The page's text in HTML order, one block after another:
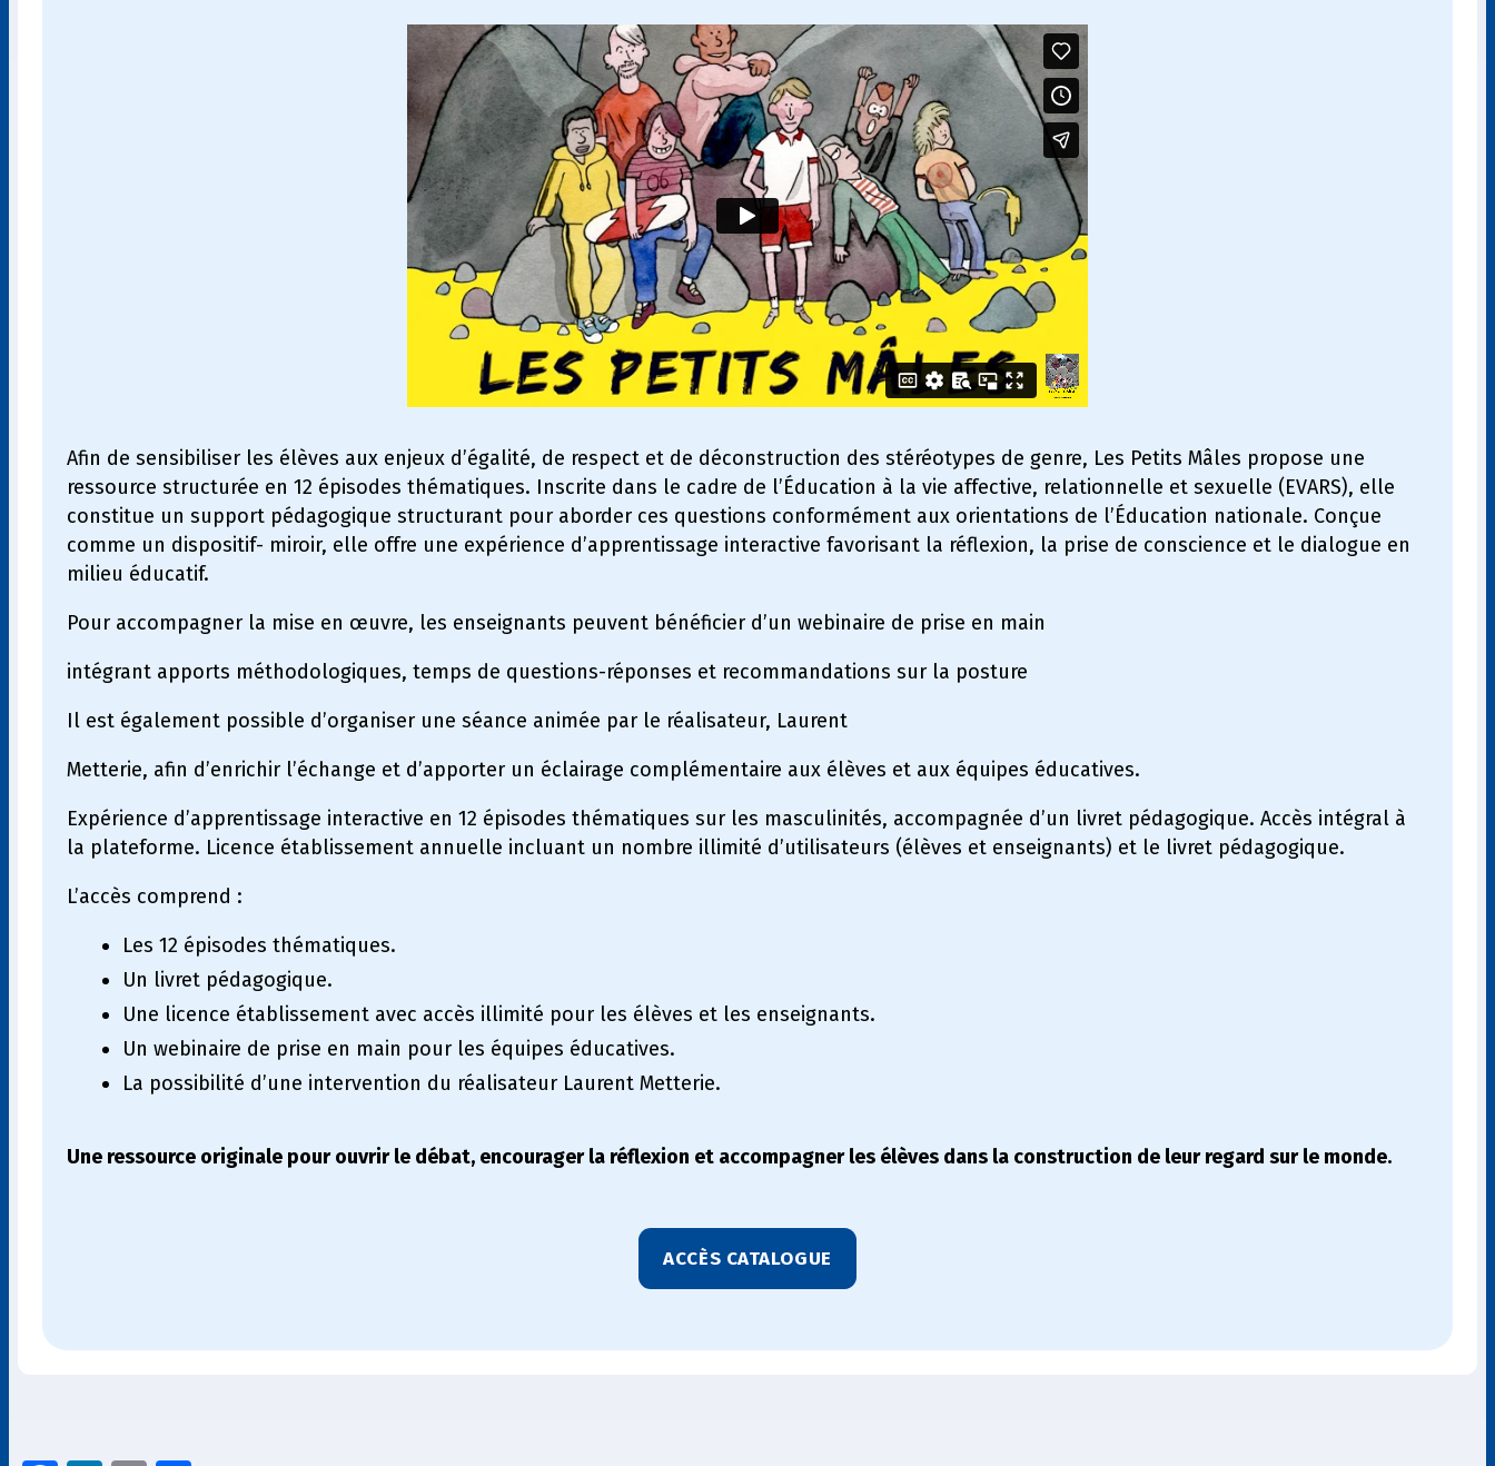
Afin de sensibiliser les élèves aux enjeux d’égalité, de respect et de déconstruction des stéréotypes de genre, Les Petits Mâles propose une
ressource structurée en 12 épisodes thématiques. Inscrite dans le cadre de l’Éducation à la vie affective, relationnelle et sexuelle (EVARS), elle
constitue un support pédagogique structurant pour aborder ces questions conformément aux orientations de l’Éducation nationale. Conçue
comme un dispositif- miroir, elle offre une expérience d’apprentissage interactive favorisant la réflexion, la prise de conscience et le dialogue en
milieu éducatif.
Pour accompagner la mise en œuvre, les enseignants peuvent bénéficier d’un webinaire de prise en main
intégrant apports méthodologiques, temps de questions-réponses et recommandations sur la posture
Il est également possible d’organiser une séance animée par le réalisateur, Laurent
Metterie, afin d’enrichir l’échange et d’apporter un éclairage complémentaire aux élèves et aux équipes éducatives.
Expérience d’apprentissage interactive en 12 épisodes thématiques sur les masculinités, accompagnée d’un livret pédagogique. Accès intégral à
la plateforme. Licence établissement annuelle incluant un nombre illimité d’utilisateurs (élèves et enseignants) et le livret pédagogique.
L’accès comprend :
Les 12 épisodes thématiques.
Un livret pédagogique.
Une licence établissement avec accès illimité pour les élèves et les enseignants.
Un webinaire de prise en main pour les équipes éducatives.
La possibilité d’une intervention du réalisateur Laurent Metterie.
Une ressource originale pour ouvrir le débat, encourager la réflexion et accompagner les élèves dans la construction de leur regard sur le monde.
ACCÈS CATALOGUE